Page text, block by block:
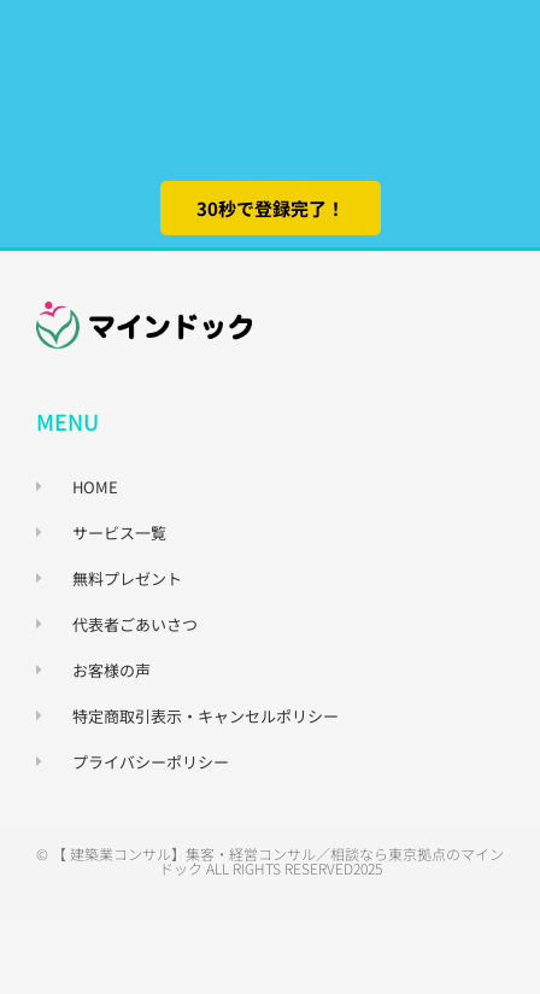
30秒で登録完了！
MENU
HOME
サービス一覧
無料プレゼント
代表者ごあいさつ
お客様の声
特定商取引表示・キャンセルポリシー
プライバシーポリシー
© 【 建築業コンサル】集客・経営コンサル／相談なら東京拠点のマイン
ドック ALL RIGHTS RESERVED2025